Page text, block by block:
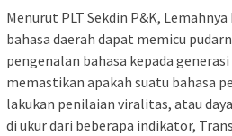
Menurut PLT Sekdin P&K,
bahasa daerah dapat memicu
pengenalan bahasa kepada
memastikan apakah suatu bahasa
lakukan penilaian viralitas, atau
di ukur dari beberapa indikator,